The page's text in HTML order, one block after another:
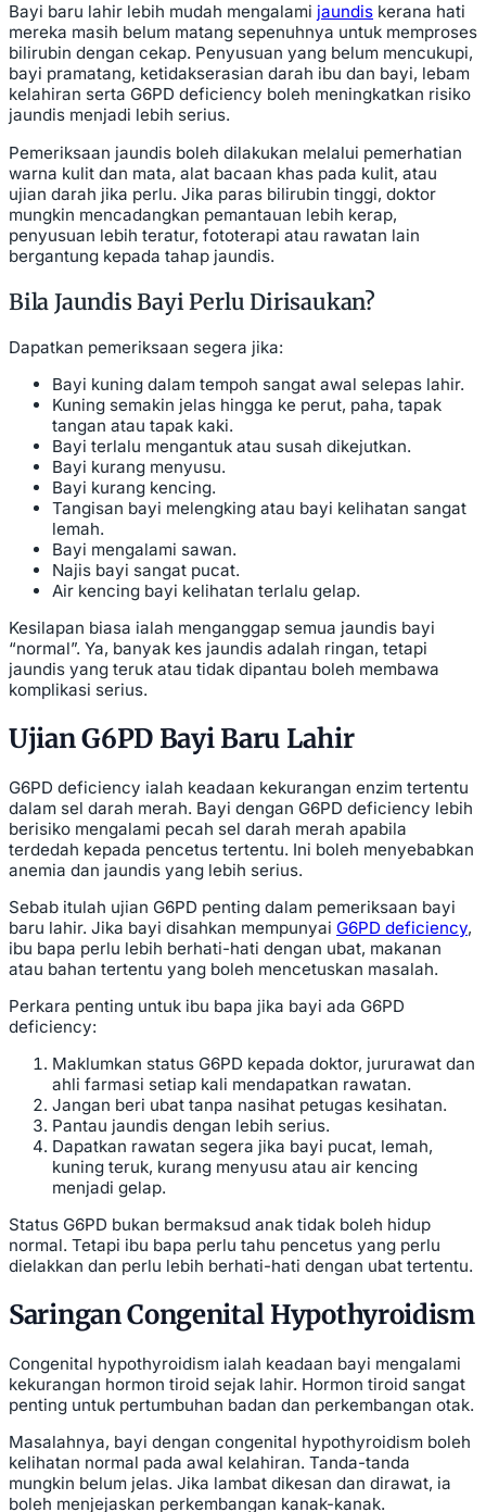
Bayi baru lahir lebih mudah mengalami jaundis kerana hati
mereka masih belum matang sepenuhnya untuk memproses
bilirubin dengan cekap. Penyusuan yang belum mencukupi,
bayi pramatang, ketidakserasian darah ibu dan bayi, lebam
kelahiran serta G6PD deficiency boleh meningkatkan risiko
jaundis menjadi lebih serius.
Pemeriksaan jaundis boleh dilakukan melalui pemerhatian
warna kulit dan mata, alat bacaan khas pada kulit, atau
ujian darah jika perlu. Jika paras bilirubin tinggi, doktor
mungkin mencadangkan pemantauan lebih kerap,
penyusuan lebih teratur, fototerapi atau rawatan lain
bergantung kepada tahap jaundis.
Bila Jaundis Bayi Perlu Dirisaukan?
Dapatkan pemeriksaan segera jika:
Bayi kuning dalam tempoh sangat awal selepas lahir.
Kuning semakin jelas hingga ke perut, paha, tapak
tangan atau tapak kaki.
Bayi terlalu mengantuk atau susah dikejutkan.
Bayi kurang menyusu.
Bayi kurang kencing.
Tangisan bayi melengking atau bayi kelihatan sangat
lemah.
Bayi mengalami sawan.
Najis bayi sangat pucat.
Air kencing bayi kelihatan terlalu gelap.
Kesilapan biasa ialah menganggap semua jaundis bayi
“normal”. Ya, banyak kes jaundis adalah ringan, tetapi
jaundis yang teruk atau tidak dipantau boleh membawa
komplikasi serius.
Ujian G6PD Bayi Baru Lahir
G6PD deficiency ialah keadaan kekurangan enzim tertentu
dalam sel darah merah. Bayi dengan G6PD deficiency lebih
berisiko mengalami pecah sel darah merah apabila
terdedah kepada pencetus tertentu. Ini boleh menyebabkan
anemia dan jaundis yang lebih serius.
Sebab itulah ujian G6PD penting dalam pemeriksaan bayi
baru lahir. Jika bayi disahkan mempunyai G6PD deficiency,
ibu bapa perlu lebih berhati-hati dengan ubat, makanan
atau bahan tertentu yang boleh mencetuskan masalah.
Perkara penting untuk ibu bapa jika bayi ada G6PD
deficiency:
Maklumkan status G6PD kepada doktor, jururawat dan
ahli farmasi setiap kali mendapatkan rawatan.
Jangan beri ubat tanpa nasihat petugas kesihatan.
Pantau jaundis dengan lebih serius.
Dapatkan rawatan segera jika bayi pucat, lemah,
kuning teruk, kurang menyusu atau air kencing
menjadi gelap.
Status G6PD bukan bermaksud anak tidak boleh hidup
normal. Tetapi ibu bapa perlu tahu pencetus yang perlu
dielakkan dan perlu lebih berhati-hati dengan ubat tertentu.
Saringan Congenital Hypothyroidism
Congenital hypothyroidism ialah keadaan bayi mengalami
kekurangan hormon tiroid sejak lahir. Hormon tiroid sangat
penting untuk pertumbuhan badan dan perkembangan otak.
Masalahnya, bayi dengan congenital hypothyroidism boleh
kelihatan normal pada awal kelahiran. Tanda-tanda
mungkin belum jelas. Jika lambat dikesan dan dirawat, ia
boleh menjejaskan perkembangan kanak-kanak.